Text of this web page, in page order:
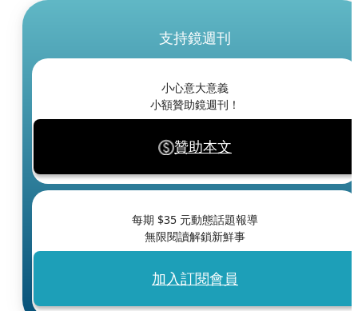
支持鏡週刊
小心意大意義
小額贊助鏡週刊！
贊助本文
每期 $35 元動態話題報導
無限閱讀解鎖新鮮事
加入訂閱會員